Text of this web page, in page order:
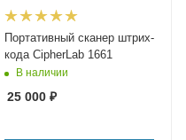
Портативный сканер штрих-
кода CipherLab 1661
В наличии
25 000₽